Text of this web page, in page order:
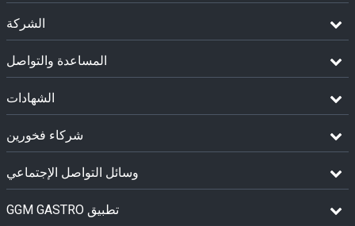
الشركة
المساعدة والتواصل
الشهادات
شركاء فخورين
وسائل التواصل الإجتماعي
GGM GASTRO تطبيق